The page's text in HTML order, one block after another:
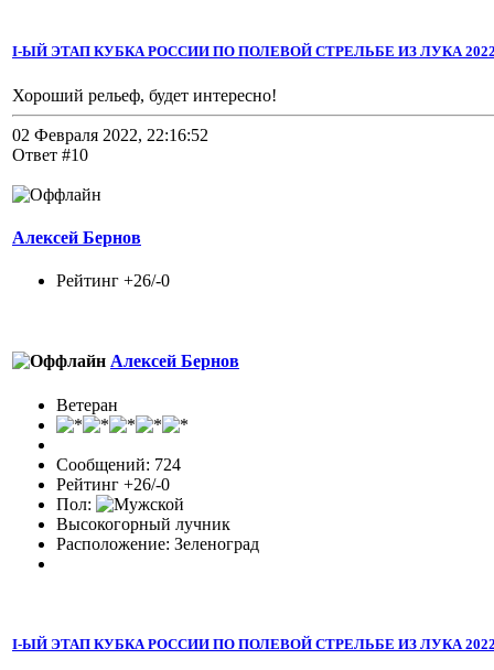
I-ЫЙ ЭТАП КУБКА РОССИИ ПО ПОЛЕВОЙ СТРЕЛЬБЕ ИЗ ЛУКА 2022
Хороший рельеф, будет интересно!
02 Февраля 2022, 22:16:52
Ответ #10
Алексей Бернов
Рейтинг +26/-0
Алексей Бернов
Ветеран
Сообщений: 724
Рейтинг +26/-0
Пол:
Высокогорный лучник
Расположение: Зеленоград
I-ЫЙ ЭТАП КУБКА РОССИИ ПО ПОЛЕВОЙ СТРЕЛЬБЕ ИЗ ЛУКА 2022